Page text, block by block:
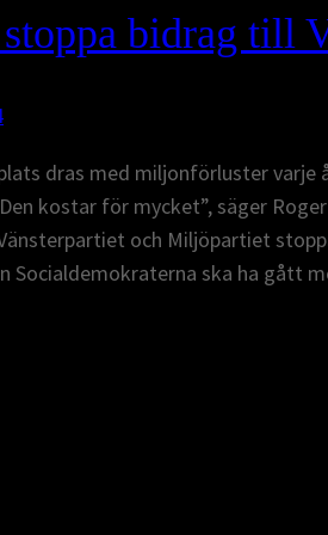
bidrag till
dras med miljonförluster
kostar för mycket”, säger
och Miljöpartiet
Socialdemokraterna ska ha gått